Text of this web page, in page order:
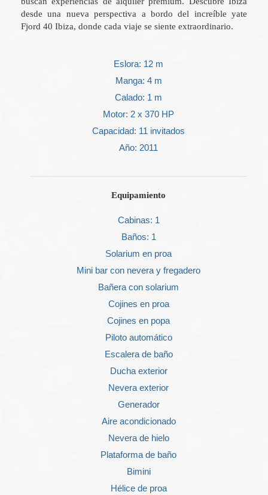
desde una nueva perspectiva a bordo del increíble yate
Fjord 40 Ibiza, donde cada viaje se siente extraordinario.
Eslora: 12 m
Manga: 4 m
Calado: 1 m
Motor: 2 x 370 HP
Capacidad: 11 invitados
Año: 2011
Equipamiento
Cabinas: 1
Baños: 1
Solarium en proa
Mini bar con nevera y fregadero
Bañera con solarium
Cojines en proa
Cojines en popa
Piloto automático
Escalera de baño
Ducha exterior
Nevera exterior
Generador
Aire acondicionado
Nevera de hielo
Plataforma de baño
Bimini
Hélice de proa